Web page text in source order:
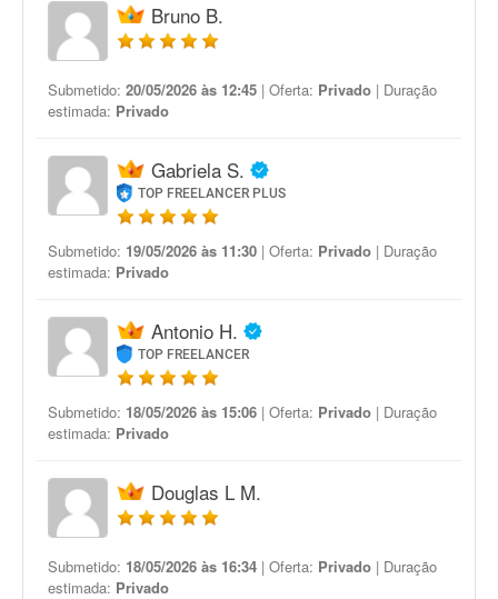
Bruno B.
Submetido: 20/05/2026 às 12:45 | Oferta: Privado | Duração
estimada: Privado
Gabriela S.
TOP FREELANCER PLUS
Submetido: 19/05/2026 às 11:30 | Oferta: Privado | Duração
estimada: Privado
Antonio H.
TOP FREELANCER
Submetido: 18/05/2026 às 15:06 | Oferta: Privado | Duração
estimada: Privado
Douglas L M.
Submetido: 18/05/2026 às 16:34 | Oferta: Privado | Duração
estimada: Privado